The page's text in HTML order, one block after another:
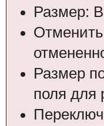
Размер:
Размер
поля для